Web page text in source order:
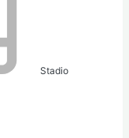
Stadio